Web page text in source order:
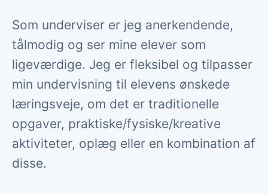
Som underviser er jeg anerkendende,
tålmodig og ser mine elever som
ligeværdige. Jeg er fleksibel og tilpasser
min undervisning til elevens ønskede
læringsveje, om det er traditionelle
opgaver, praktiske/fysiske/kreative
aktiviteter, oplæg eller en kombination af
disse.